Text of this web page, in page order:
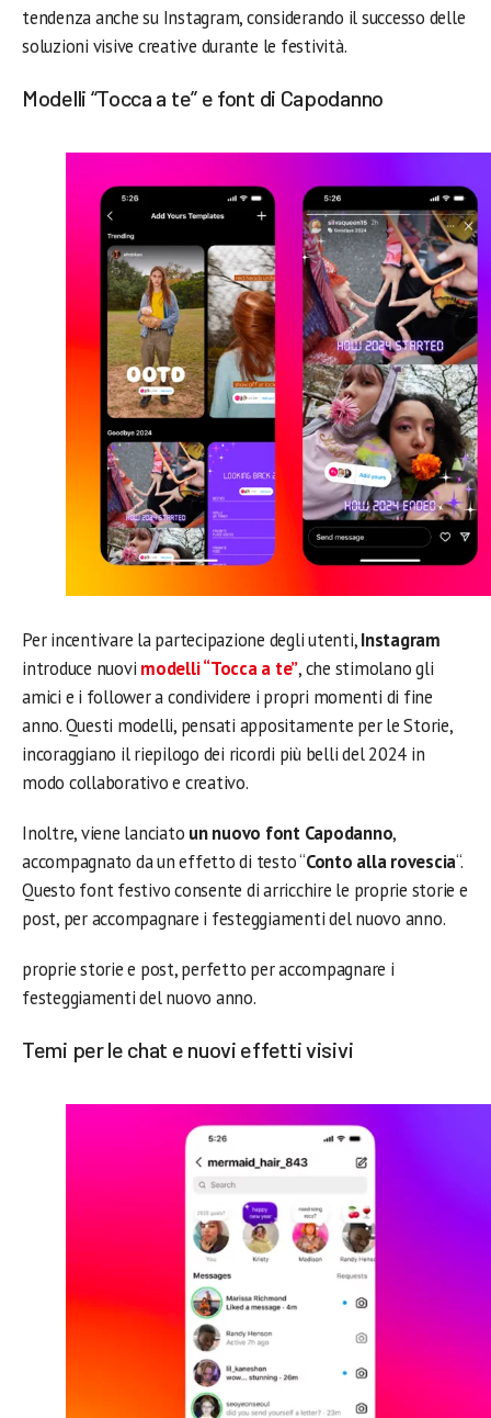
tendenza anche su Instagram, considerando il successo delle
soluzioni visive creative durante le festività.
Modelli “Tocca a te” e font di Capodanno
Per incentivare la partecipazione degli utenti,Instagram
introduce nuovi modelli “Tocca a te”, che stimolano gli
amici e i follower a condividere i propri momenti di fine
anno. Questi modelli, pensati appositamente per le Storie,
incoraggiano il riepilogo dei ricordi più belli del 2024 in
modo collaborativo e creativo.
Inoltre, viene lanciato un nuovo font Capodanno,
accompagnato da un effetto di testo “Conto alla rovescia“.
Questo font festivo consente di arricchire le proprie storie e
post, per accompagnare i festeggiamenti del nuovo anno.
proprie storie e post, perfetto per accompagnare i
festeggiamenti del nuovo anno.
Temi per le chat e nuovi effetti visivi